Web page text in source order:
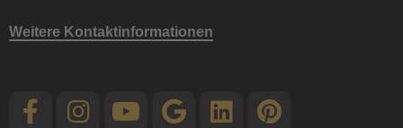
Weitere Kontaktinformationen